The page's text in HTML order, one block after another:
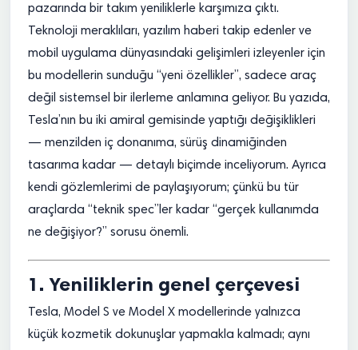
pazarında bir takım yeniliklerle karşımıza çıktı.
Teknoloji meraklıları, yazılım haberi takip edenler ve
mobil uygulama dünyasındaki gelişimleri izleyenler için
bu modellerin sunduğu “yeni özellikler”, sadece araç
değil sistemsel bir ilerleme anlamına geliyor. Bu yazıda,
Tesla’nın bu iki amiral gemisinde yaptığı değişiklikleri
— menzilden iç donanıma, sürüş dinamiğinden
tasarıma kadar — detaylı biçimde inceliyorum. Ayrıca
kendi gözlemlerimi de paylaşıyorum; çünkü bu tür
araçlarda “teknik spec”ler kadar “gerçek kullanımda
ne değişiyor?” sorusu önemli.
1. Yeniliklerin genel çerçevesi
Tesla, Model S ve Model X modellerinde yalnızca
küçük kozmetik dokunuşlar yapmakla kalmadı; aynı